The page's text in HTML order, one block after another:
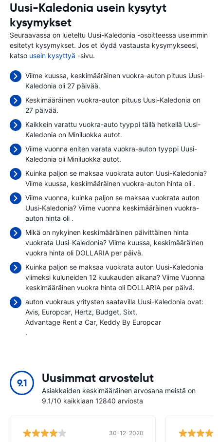
Uusi-Kaledonia usein kysytyt
kysymykset
Seuraavassa on lueteltu Uusi-Kaledonia -osoitteessa useimmin
esitetyt kysymykset. Jos et löydä vastausta kysymykseesi,
katso usein kysyttyä -sivu.
Viime kuussa, keskimääräinen vuokra-auton pituus Uusi-
Kaledonia oli 27 päivää.
Keskimääräinen vuokra-auton pituus Uusi-Kaledonia on
27 päivää.
Kaikkein varattu vuokra-auto tyyppi tällä hetkellä Uusi-
Kaledonia on Miniluokka autot.
Viime vuonna eniten varata vuokra-auton tyyppi Uusi-
Kaledonia oli Miniluokka autot.
Kuinka paljon se maksaa vuokrata auton Uusi-Kaledonia?
Viime kuussa, keskimääräinen vuokra-auton hinta oli .
Viime vuonna, kuinka paljon se maksaa vuokrata auton
Uusi-Kaledonia? Viime vuonna keskimääräinen vuokra-
auton hinta oli .
Mikä on nykyinen keskimääräinen päivittäinen hinta
vuokrata Uusi-Kaledonia? Viime kuussa, keskimääräinen
vuokra hinta oli DOLLARIA per päivä.
Kuinka paljon se maksaa vuokrata auton Uusi-Kaledonia
viimeksi kuluneiden 12 kuukauden aikana? Viime Vuonna
keskimääräinen vuokra hinta oli DOLLARIA per päivä.
auton vuokraus yritysten saatavilla Uusi-Kaledonia ovat:
Avis Europcar Hertz Budget Sixt
Advantage Rent a Car Keddy By Europcar
.
9.1 Uusimmat arvostelut
Asiakkaiden keskimääräinen arvosana meistä on
9.1/10 kaikkiaan 12840 arviosta
30-12-2020